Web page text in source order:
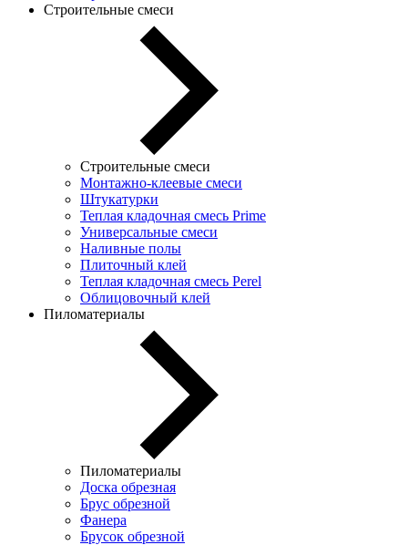
Строительные смеси
Строительные смеси
Монтажно-клеевые смеси
Штукатурки
Теплая кладочная смесь Prime
Универсальные смеси
Наливные полы
Плиточный клей
Теплая кладочная смесь Perel
Облицовочный клей
Пиломатериалы
Пиломатериалы
Доска обрезная
Брус обрезной
Фанера
Брусок обрезной